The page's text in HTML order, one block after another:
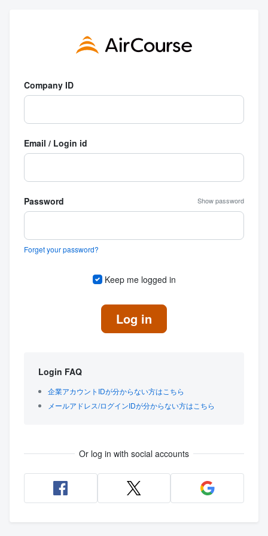
Company ID
Email / Login id
Password Show password
Forget your password?
Keep me logged in
Log in
Login FAQ
企業アカウントIDが分からない方はこちら
メールアドレス/ログインIDが分からない方はこちら
Or log in with social accounts